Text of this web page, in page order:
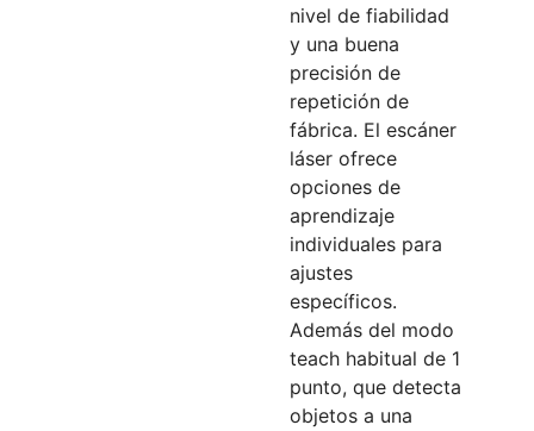
nivel de fiabilidad
y una buena
precisión de
repetición de
fábrica. El escáner
láser ofrece
opciones de
aprendizaje
individuales para
ajustes
específicos.
Además del modo
teach habitual de 1
punto, que detecta
objetos a una